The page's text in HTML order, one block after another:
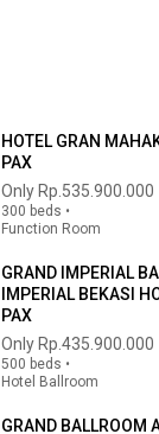
HOTEL GRAN
PAX
Only Rp.535.900.000
300 beds •
Function Room
GRAND IMPERIAL
IMPERIAL BEKASI
PAX
Only Rp.435.900.000
500 beds •
Hotel Ballroom
GRAND BALLROOM